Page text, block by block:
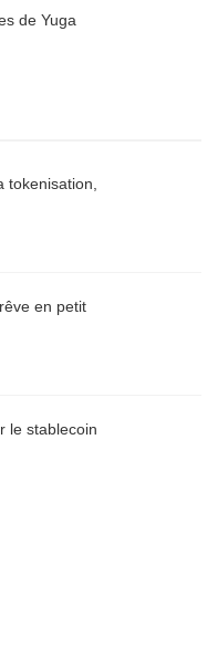
de Yuga
tokenisation,
en petit
le stablecoin